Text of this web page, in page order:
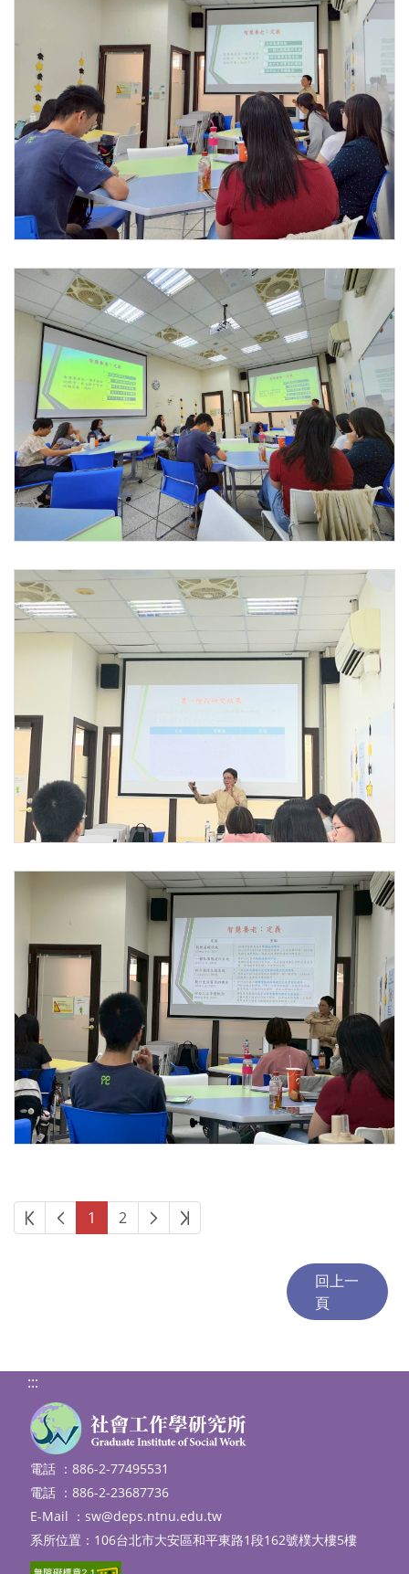
第一頁上一頁
1 2 下一頁最後頁
:::
電話 ：886-2-77495531
電話 ：886-2-23687736
E-Mail ： sw@deps.ntnu.edu.tw
系所位置：106台北市大安區和平東路1段162號樸大樓5樓